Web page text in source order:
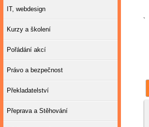
`
IT, webdesign
Kurzy a školení
Pořádání akcí
Právo a bezpečnost
Překladatelství
Přeprava a Stěhování